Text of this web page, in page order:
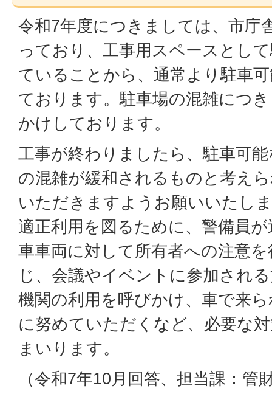
令和7年度につきましては、市庁
っており、工事用スペースとし
ていることから、通常より駐車
ております。駐車場の混雑につ
かけしております。
工事が終わりましたら、駐車可
の混雑が緩和されるものと考え
いただきますようお願いいたし
適正利用を図るために、警備員
車車両に対して所有者への注意
じ、会議やイベントに参加され
機関の利用を呼びかけ、車で来
に努めていただくなど、必要な
まいります。
（令和7年10月回答、担当課：管